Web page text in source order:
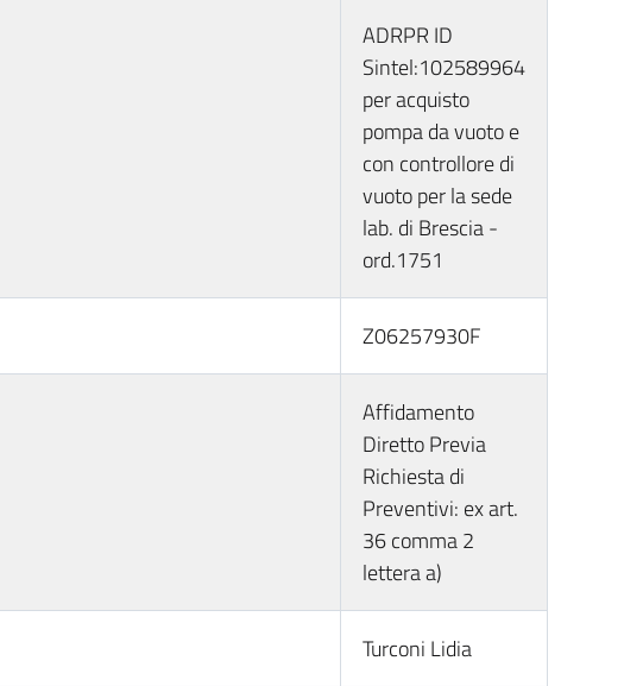
ADRPR ID
Sintel:102589964
per acquisto
pompa da vuoto e
con controllore di
vuoto per la sede
lab. di Brescia -
ord.1751
Z06257930F
Affidamento
Diretto Previa
Richiesta di
Preventivi: ex art.
36 comma 2
lettera a)
Turconi Lidia